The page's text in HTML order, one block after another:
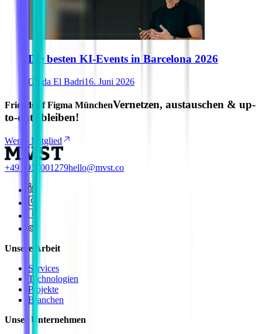
Die besten KI-Events in Barcelona 2026
Ghida El Badri16. Juni 2026
Friends of Figma MünchenVernetzen, austauschen & up-
to-date bleiben!
Werde Mitglied
+49 8937001279hello@mvst.co
Unsere Arbeit
Services
Technologien
Projekte
Branchen
Unser Unternehmen